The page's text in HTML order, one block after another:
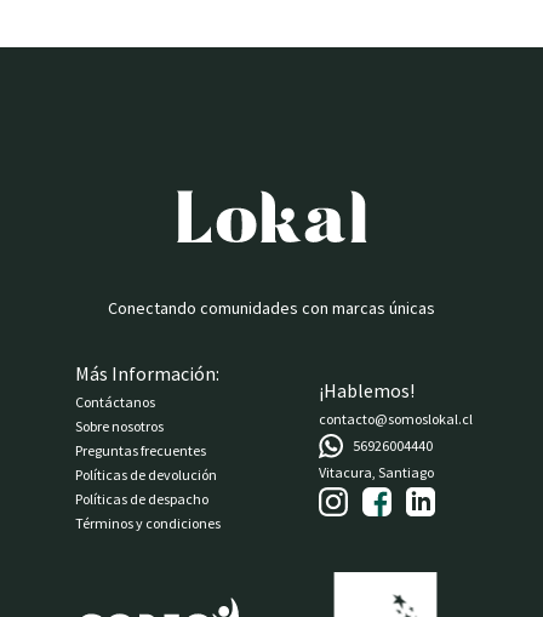
Más Información:
Contáctanos
Sobre nosotros
Preguntas frecuentes
Políticas de devolución
Políticas de despacho
Términos y condiciones
Conectando comunidades con marcas únicas
¡Hablemos!
contacto@somoslokal.cl
56926004440
Vitacura, Santiago